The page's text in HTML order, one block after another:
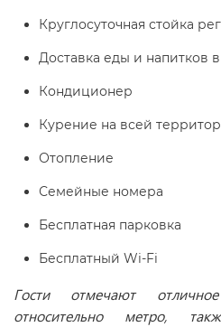
Круглосуточная стойка
Доставка еды и напитков
Кондиционер
Курение на всей
Отопление
Семейные номера
Бесплатная парковка
Бесплатный Wi-Fi
Гости отмечают
относительно метро,